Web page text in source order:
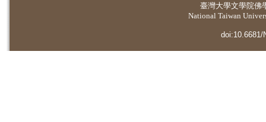
臺灣大學文學院佛
National Taiwan
doi:10.6681/